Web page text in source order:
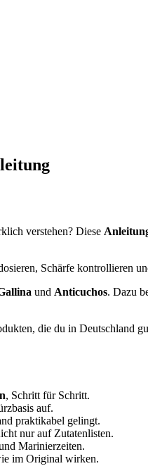
verstehen? Diese
Schärfe kontrollieren
und Anticuchos. Dazu
die du in Deutschland
, Schritt für Schritt.
auf.
praktikabel gelingt.
nur auf Zutatenlisten.
Marinierzeiten.
im Original wirken.